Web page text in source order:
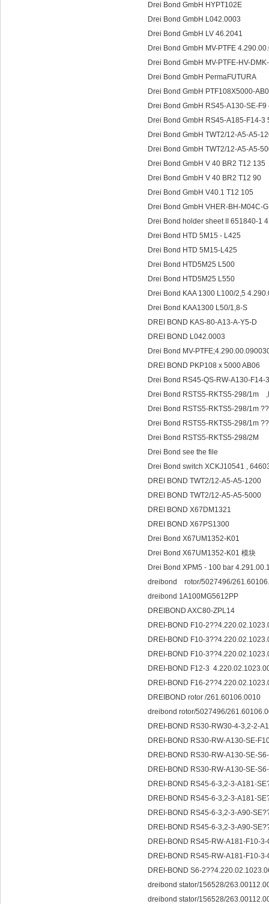
Drei Bond GmbH HYPT102E
Drei Bond GmbH L042.0003
Drei Bond GmbH LV 46.2041
Drei Bond GmbH MV-PTFE
Drei Bond GmbH MV-PTFE-HV-
Drei Bond GmbH PermaFUTURA
Drei Bond GmbH PTF108X5000-
Drei Bond GmbH RS45-A130-SE-
Drei Bond GmbH RS45-A185-F14-
Drei Bond GmbH TWT2/12-A5-A5-
Drei Bond GmbH TWT2/12-A5-A5-
Drei Bond GmbH V 40 BR2 T12 135
Drei Bond GmbH V 40 BR2 T12 90
Drei Bond GmbH V40.1 T12 105
Drei Bond GmbH VHER-BH-M04C-
Drei Bond holder sheet II 651840-1
Drei Bond HTD 5M15 - L425
Drei Bond HTD 5M15-L425
Drei Bond HTD5M25 L500
Drei Bond HTD5M25 L550
Drei Bond KAA 1300 L100/2,5
Drei Bond KAA1300 L50/1,8-S
DREI BOND KAS-80-A13-A-Y5-D
DREI BOND L042.0003
Drei Bond MV-
DREI BOND PKP108 x 5000 AB06
Drei Bond RS45-QS-RW-A130-
Drei Bond RSTS5-RKTS5-298/1m
Drei Bond RSTS5-RKTS5-298/1m
Drei Bond RSTS5-RKTS5-298/1m
Drei Bond RSTS5-RKTS5-298/2M
Drei Bond see the file
Drei Bond switch XCKJ10541 ,
DREI BOND TWT2/12-A5-A5-1200
DREI BOND TWT2/12-A5-A5-5000
DREI BOND X67DM1321
DREI BOND X67PS1300
Drei Bond X67UM1352-K01
Drei Bond X67UM1352-K01 模块
Drei Bond XPM5 - 100 bar
dreibond rotor/5027496/
dreibond 1A100MG5612PP
DREIBOND AXC80-ZPL14
DREI-BOND F10-
DREI-BOND F10-
DREI-BOND F10-
DREI-BOND F12-3
DREI-BOND F16-
DREIBOND rotor /261.60106.0010
dreibond rotor/5027496/
DREI-BOND RS30-RW30-4-3,2-2-
DREI-BOND RS30-RW-A130-SE-
DREI-BOND RS30-RW-A130-SE-
DREI-BOND RS30-RW-A130-SE-
DREI-BOND RS45-6-3,2-3-A181-
DREI-BOND RS45-6-3,2-3-A181-
DREI-BOND RS45-6-3,2-3-A90-
DREI-BOND RS45-6-3,2-3-A90-
DREI-BOND RS45-RW-A181-F10-
DREI-BOND RS45-RW-A181-F10-
DREI-BOND S6-
dreibond stator/156528/
dreibond stator/156528/